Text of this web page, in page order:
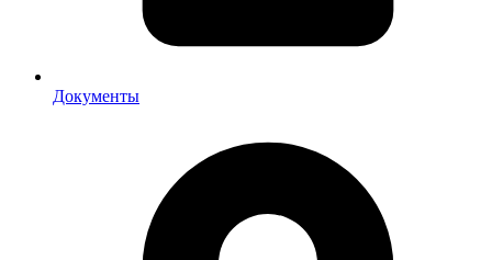
Документы